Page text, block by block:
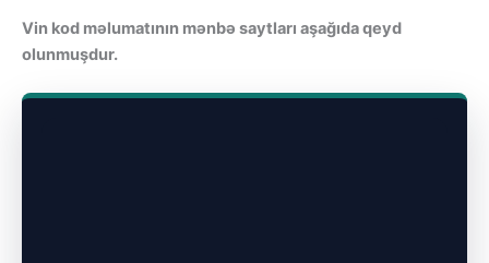
Vin kod məlumatının mənbə saytları aşağıda qeyd
olunmuşdur.